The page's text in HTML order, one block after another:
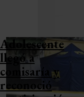
Adolescente
llegó a
comisaría y
reconoció